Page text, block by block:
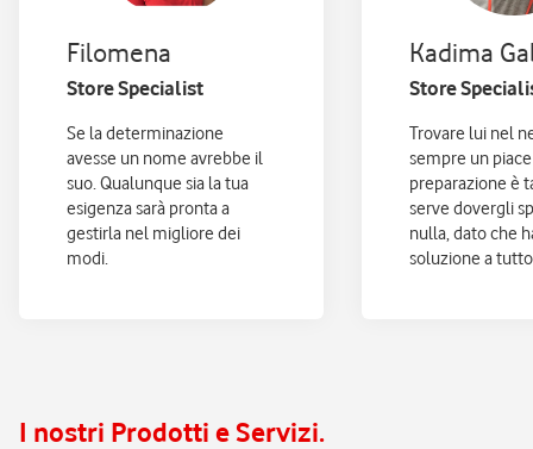
Filomena
Store Specialist
Se la determinazione
avesse un nome avrebbe il
suo. Qualunque sia la tua
esigenza sarà pronta a
gestirla nel migliore dei
modi.
Kadima
Store
Trovare lui nel
sempre un
preparazione è
serve dovergli
nulla, dato che
soluzione a
I nostri Prodotti e Servizi.